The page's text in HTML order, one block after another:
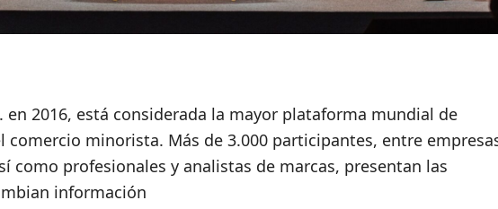
en 2016, está considerada la mayor plataforma mundial de
comercio minorista. Más de 3.000 participantes, entre
como profesionales y analistas de marcas, presentan las
información